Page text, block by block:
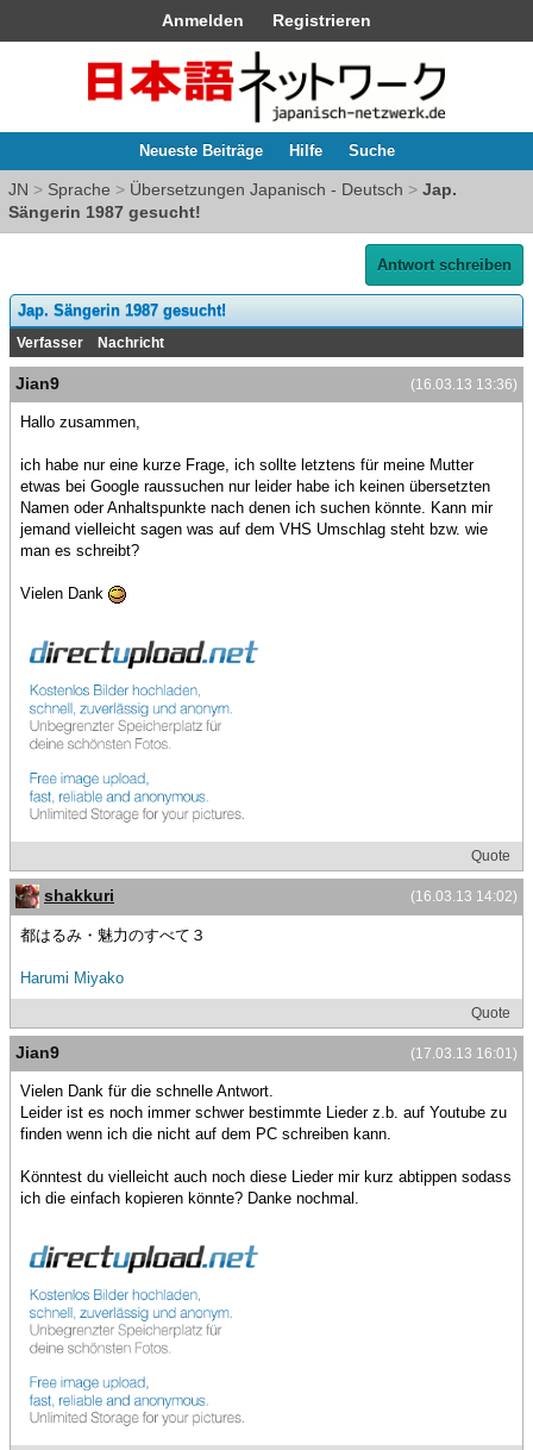
Anmelden Registrieren
Neueste Beiträge Hilfe Suche
JN > Sprache > Übersetzungen Japanisch - Deutsch > Jap.
Sängerin 1987 gesucht!
Antwort schreiben
Jap. Sängerin 1987 gesucht!
Verfasser Nachricht
(16.03.13 13:36)
Jian9
Hallo zusammen,
ich habe nur eine kurze Frage, ich sollte letztens für meine Mutter
etwas bei Google raussuchen nur leider habe ich keinen übersetzten
Namen oder Anhaltspunkte nach denen ich suchen könnte. Kann mir
jemand vielleicht sagen was auf dem VHS Umschlag steht bzw. wie
man es schreibt?
Vielen Dank
Quote
(16.03.13 14:02)
shakkuri
都はるみ・魅力のすべて３
Harumi Miyako
Quote
(17.03.13 16:01)
Jian9
Vielen Dank für die schnelle Antwort.
Leider ist es noch immer schwer bestimmte Lieder z.b. auf Youtube zu
finden wenn ich die nicht auf dem PC schreiben kann.
Könntest du vielleicht auch noch diese Lieder mir kurz abtippen sodass
ich die einfach kopieren könnte? Danke nochmal.